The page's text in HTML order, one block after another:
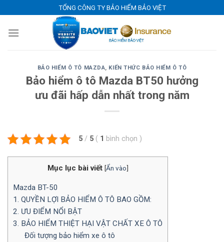
to
content
TỔNG CÔNG TY BẢO HIỂM BẢO VIỆT
BẢO HIỂM Ô TÔ MAZDA, KIẾN THỨC BẢO HIỂM Ô TÔ
Bảo hiểm ô tô Mazda BT50 hưởng
ưu đãi hấp dẫn nhất trong năm
5 / 5 ( 1 bình chọn )
Mục lục bài viết [Ẩn vào]
Mazda BT-50
1. QUYỀN LỢI BẢO HIỂM Ô TÔ BAO GỒM:
2. ƯU ĐIỂM NỔI BẬT
3. BẢO HIỂM THIỆT HẠI VẬT CHẤT XE Ô TÔ
Đối tượng bảo hiểm xe ô tô